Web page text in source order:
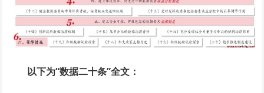
以下为“数据二十条”全文：